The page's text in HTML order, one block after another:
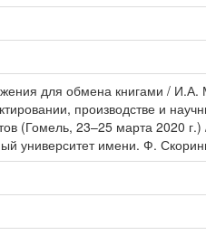
для обмена книгами /
производстве и
(Гомель, 23–25 марта 2020
университет имени. Ф.